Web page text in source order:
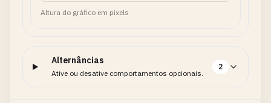
Altura do gráfico em pixels
Alternâncias
Ative ou desative comportamentos opcionais.
2